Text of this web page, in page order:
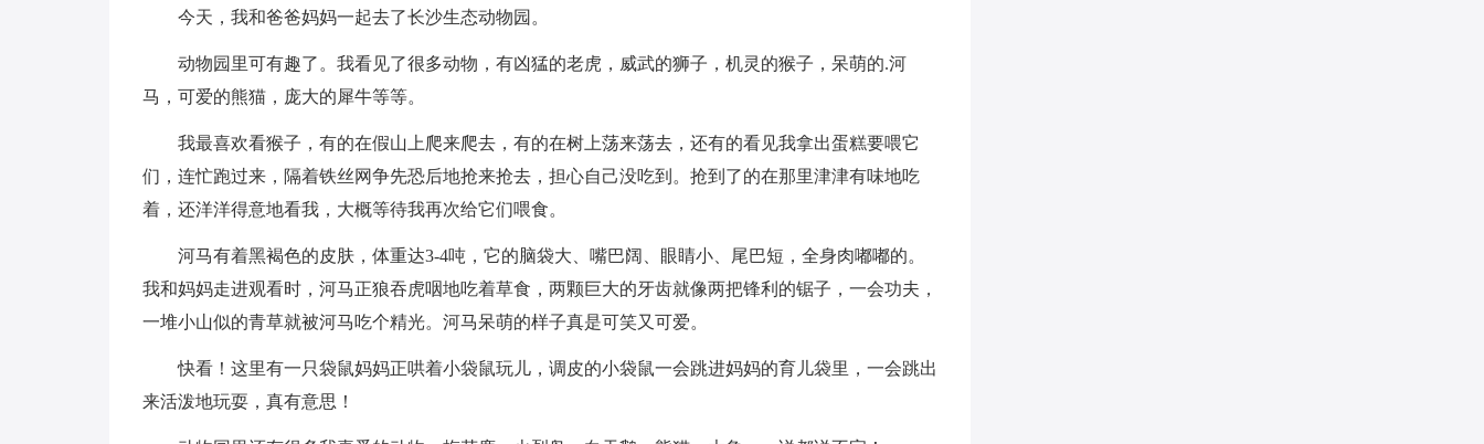
今天，我和爸爸妈妈一起去了长沙生态动物园。
动物园里可有趣了。我看见了很多动物，有凶猛的老虎，威武的狮子，机灵的猴子，呆萌的.河
马，可爱的熊猫，庞大的犀牛等等。
我最喜欢看猴子，有的在假山上爬来爬去，有的在树上荡来荡去，还有的看见我拿出蛋糕要喂它
们，连忙跑过来，隔着铁丝网争先恐后地抢来抢去，担心自己没吃到。抢到了的在那里津津有味地吃
着，还洋洋得意地看我，大概等待我再次给它们喂食。
河马有着黑褐色的皮肤，体重达3-4吨，它的脑袋大、嘴巴阔、眼睛小、尾巴短，全身肉嘟嘟的。
我和妈妈走进观看时，河马正狼吞虎咽地吃着草食，两颗巨大的牙齿就像两把锋利的锯子，一会功夫，
一堆小山似的青草就被河马吃个精光。河马呆萌的样子真是可笑又可爱。
快看！这里有一只袋鼠妈妈正哄着小袋鼠玩儿，调皮的小袋鼠一会跳进妈妈的育儿袋里，一会跳出
来活泼地玩耍，真有意思！